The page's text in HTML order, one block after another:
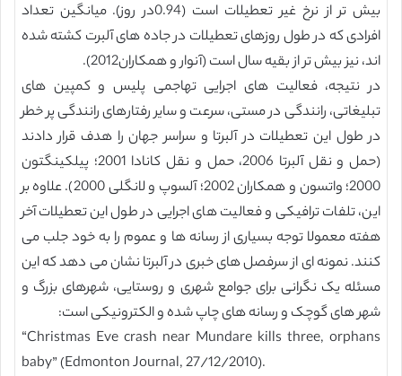
بیش تر از نرخ غیر تعطیلات است (0.94در روز). میانگین تعداد
افرادی که در طول روزهای تعطیلات در جاده های آلبرت کشته شده
اند، نیز بیش تر از بقیه سال است (آنوار و همکاران2012).
در نتیجه، فعالیت های اجرایی تهاجمی پلیس و کمپین های
تبلیغاتی، رانندگی در مستی، سرعت و سایر رفتارهای رانندگی پر خطر
در طول این تعطیلات در آلبرتا و سراسر جهان را هدف قرار دادند
(حمل و نقل آلبرتا 2006، حمل و نقل کانادا 2001؛ پیلکینگتون
2000؛ واتسون و همکاران 2002؛ آلسوپ و لانگلی 2000). علاوه بر
این، تلفات ترافیکی و فعالیت های اجرایی در طول این تعطیلات آخر
هفته معمولا توجه بسیاری از رسانه ها و عموم را به خود جلب می
کنند. نمونه ای از سرفصل های خبری در آلبرتا نشان می دهد که این
مسئله یک نگرانی برای جوامع شهری و روستایی، شهرهای بزرگ و
شهر های گوچک و رسانه های چاپ شده و الکترونیکی است:
“Christmas Eve crash near Mundare kills three, orphans
baby” (Edmonton Journal, 27/12/2010).